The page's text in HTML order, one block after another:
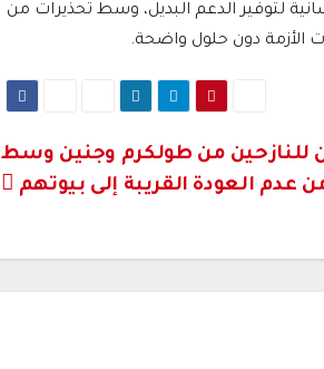
لتوفير الدعم البديل، وسط تحذيرات من
الأزمة دون حلول واضحة.
للنازحين من طولكرم وجنين وسط
عدم العودة القريبة إلى بيوتهم